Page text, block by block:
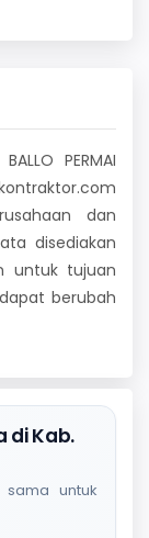
PERMAI
dan
disediakan
untuk tujuan
berubah
di Kab.
untuk